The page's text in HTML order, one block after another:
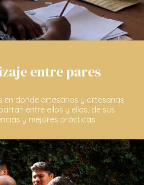
entre pares
en donde artesanos y artesanas
entre ellos y ellas, de sus
y mejores prácticas.